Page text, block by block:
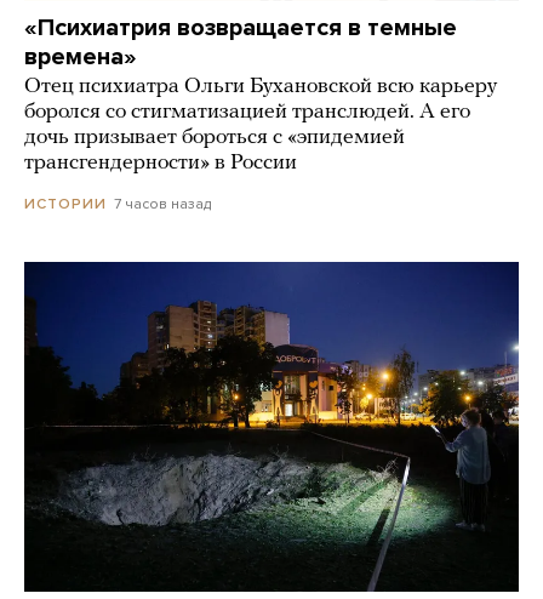
«Психиатрия возвращается в темные
времена»
Отец психиатра Ольги Бухановской всю карьеру
боролся со стигматизацией транслюдей. А его
дочь призывает бороться с «эпидемией
трансгендерности» в России
ИСТОРИИ 7 часов назад